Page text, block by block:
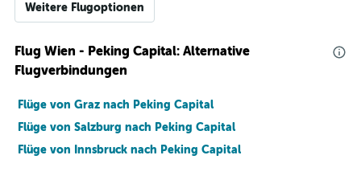
Weitere Flugoptionen
Flug Wien - Peking Capital: Alternative
Flugverbindungen
Flüge von Graz nach Peking Capital
Flüge von Salzburg nach Peking Capital
Flüge von Innsbruck nach Peking Capital